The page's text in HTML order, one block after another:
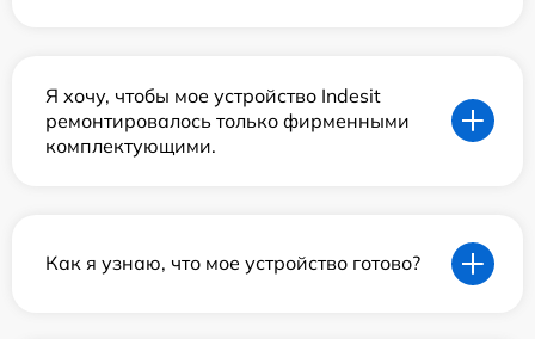
Я хочу, чтобы мое устройство Indesit
ремонтировалось только фирменными
комплектующими.
Как я узнаю, что мое устройство готово?